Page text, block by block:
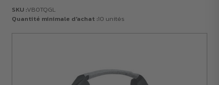
SKU :VB0TQGL
Quantité minimale d'achat :10 unités